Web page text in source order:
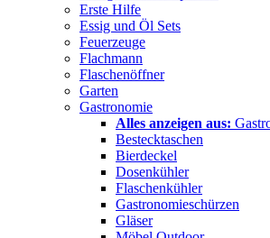
Erste Hilfe
Essig und Öl Sets
Feuerzeuge
Flachmann
Flaschenöffner
Garten
Gastronomie
Alles anzeigen aus:
Bestecktaschen
Bierdeckel
Dosenkühler
Flaschenkühler
Gastronomieschürzen
Gläser